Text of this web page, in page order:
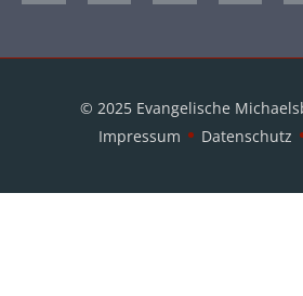
© 2025 Evangelische
Impressum
Datenschutz